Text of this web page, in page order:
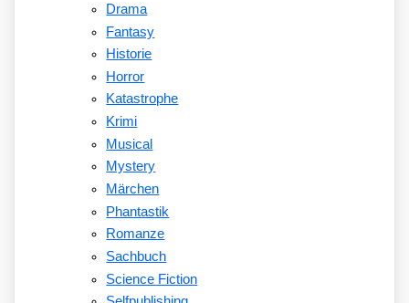
Drama
Fantasy
Historie
Horror
Katastrophe
Krimi
Musical
Mystery
Märchen
Phantastik
Romanze
Sachbuch
Science Fiction